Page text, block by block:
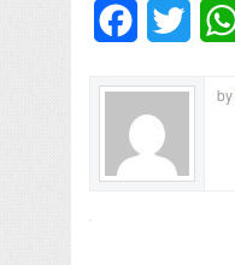
Facebook
by